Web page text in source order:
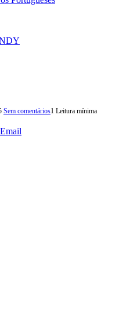
Sem comentários1 Leitura mínima
Email